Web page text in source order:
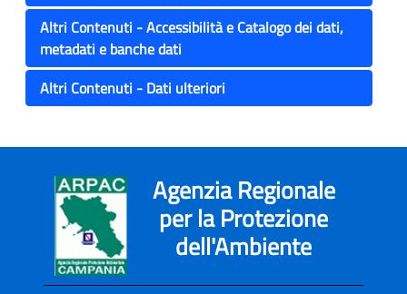
Altri Contenuti - Accessibilità e Catalogo dei dati,
metadati e banche dati
Altri Contenuti - Dati ulteriori
Agenzia Regionale
per la Protezione
dell'Ambiente